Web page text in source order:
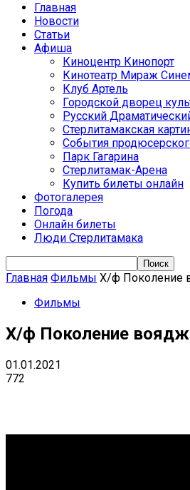
Главная
Новости
Статьи
Афиша
Киноцентр Кинопорт
Кинотеатр Мираж
Клуб Артель
Городской дворец
Русский
Стерлитамакская
События
Парк Гагарина
Стерлитамак-Арена
Купить билеты онлайн
Фотогалерея
Погода
Онлайн билеты
Люди Стерлитамака
Главная Фильмы Х/ф Поколение
Фильмы
Х/ф Поколение
01.01.2021
772